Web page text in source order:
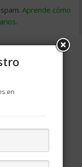
Aprende cómo
.
en